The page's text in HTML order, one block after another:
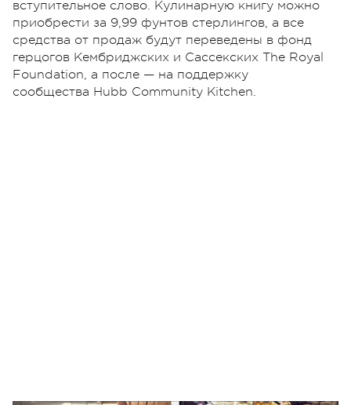
вступительное слово. Кулинарную книгу можно
приобрести за 9,99 фунтов стерлингов, а все
средства от продаж будут переведены в фонд
герцогов Кембриджских и Сассекских The Royal
Foundation, а после — на поддержку
сообщества Hubb Community Kitchen.